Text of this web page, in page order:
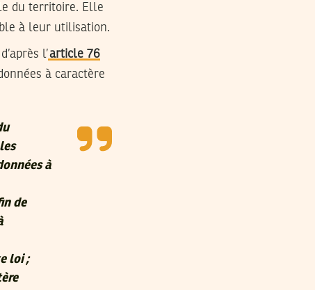
du territoire. Elle
à leur utilisation.
l’article 76
à caractère
à
de
loi ;